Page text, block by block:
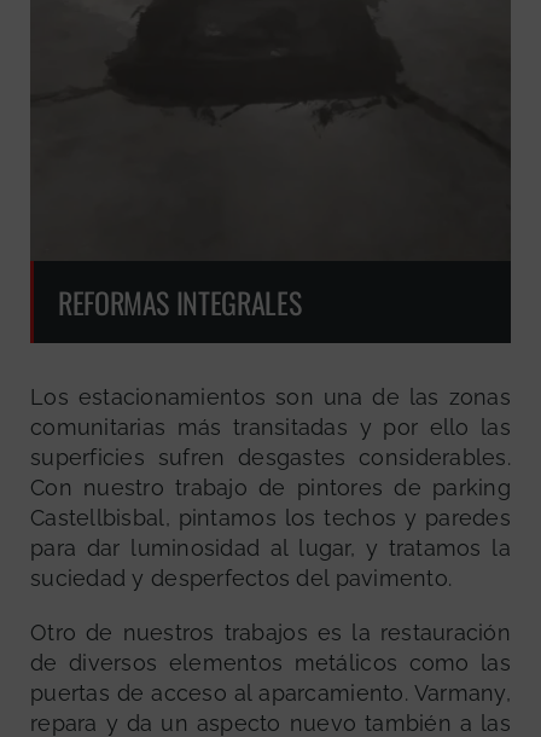
REFORMAS INTEGRALES
Los estacionamientos son una de las zonas
comunitarias más transitadas y por ello las
superficies sufren desgastes considerables.
Con nuestro trabajo de pintores de parking
Castellbisbal, pintamos los techos y paredes
para dar luminosidad al lugar, y tratamos la
suciedad y desperfectos del pavimento.
Otro de nuestros trabajos es la restauración
de diversos elementos metálicos como las
puertas de acceso al aparcamiento. Varmany,
repara y da un aspecto nuevo también a las